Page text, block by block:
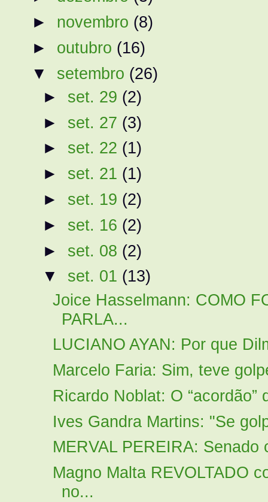
► novembro (8)
► outubro (16)
▼ setembro (26)
► set. 29 (2)
► set. 27 (3)
► set. 22 (1)
► set. 21 (1)
► set. 19 (2)
► set. 16 (2)
► set. 08 (2)
▼ set. 01 (13)
Joice Hasselmann: COMO
PARLA...
LUCIANO AYAN: Por que
Marcelo Faria: Sim, teve
Ricardo Noblat: O
Ives Gandra Martins: "Se
MERVAL PEREIRA:
Magno Malta REVOLTADO
no...